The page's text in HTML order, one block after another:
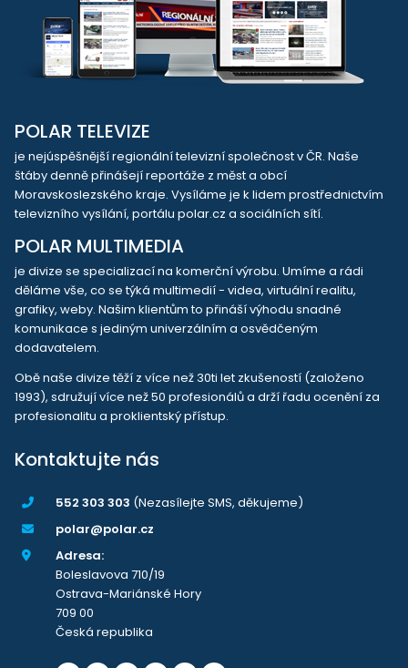
POLAR TELEVIZE
je nejúspěšnější regionální televizní společnost v ČR. Naše
štáby denně přinášejí reportáže z měst a obcí
Moravskoslezského kraje. Vysíláme je k lidem prostřednictvím
televizního vysílání, portálu polar.cz a sociálních sítí.
POLAR MULTIMEDIA
je divize se specializací na komerční výrobu. Umíme a rádi
děláme vše, co se týká multimedií - videa, virtuální realitu,
grafiky, weby. Našim klientům to přináší výhodu snadné
komunikace s jediným univerzálním a osvědčeným
dodavatelem.
Obě naše divize těží z více než 30ti let zkušeností (založeno
1993), sdružují více než 50 profesionálů a drží řadu ocenění za
profesionalitu a proklientský přístup.
Kontaktujte nás
552 303 303 (Nezasílejte SMS, děkujeme)
polar@polar.cz
Adresa:
Boleslavova 710/19
Ostrava-Mariánské Hory
709 00
Česká republika